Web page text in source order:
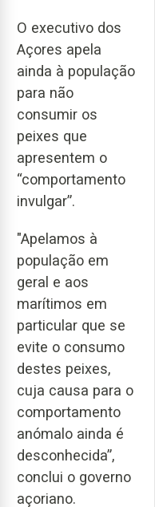
O executivo dos
Açores apela
ainda à população
para não
consumir os
peixes que
apresentem o
“comportamento
invulgar”.
"Apelamos à
população em
geral e aos
marítimos em
particular que se
evite o consumo
destes peixes,
cuja causa para o
comportamento
anómalo ainda é
desconhecida”,
conclui o governo
açoriano.